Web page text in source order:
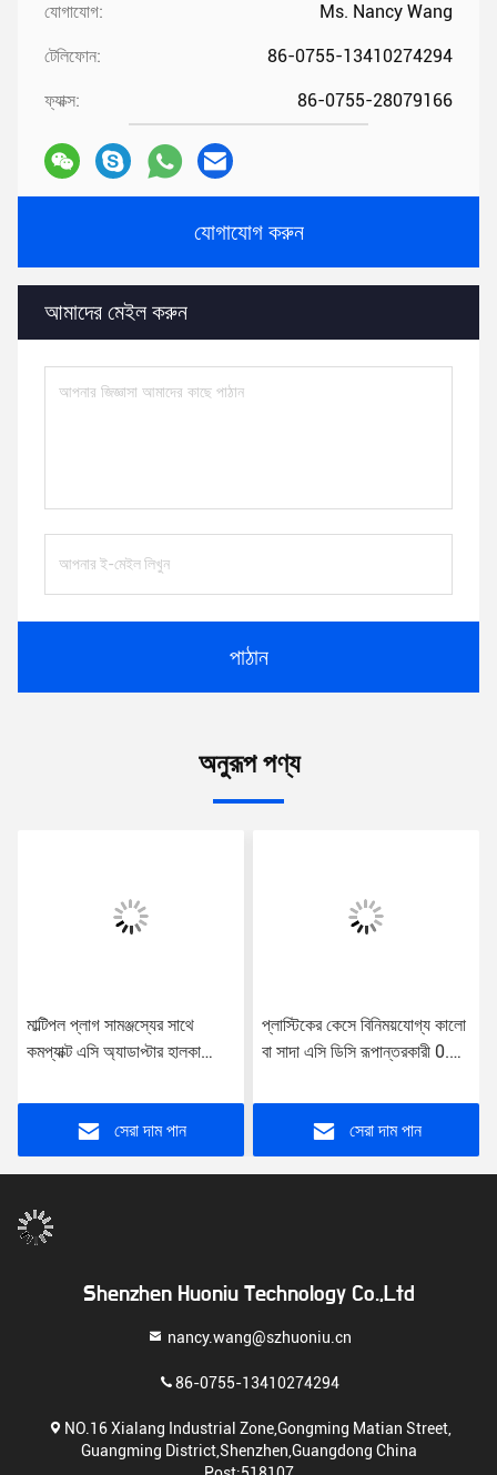
যোগাযোগ: Ms. Nancy Wang
টেলিফোন: 86-0755-13410274294
ফ্যাক্স: 86-0755-28079166
যোগাযোগ করুন
আমাদের মেইল ​​করুন
পাঠান
অনুরূপ পণ্য
মাল্টিপল প্লাগ সামঞ্জস্যের সাথে
কমপ্যাক্ট এসি অ্যাডাপ্টার হালকা
সেরা দাম পান
প্লাস্টিকের কেসে বিনিময়যোগ্য কালো
বা সাদা এসি ডিসি রূপান্তরকারী 0.2
সেরা দাম পান
Shenzhen Huoniu Technology Co.,Ltd
nancy.wang@szhuoniu.cn
86-0755-13410274294
NO.16 Xialang Industrial Zone,Gongming Matian Street,
Guangming District,Shenzhen,Guangdong China